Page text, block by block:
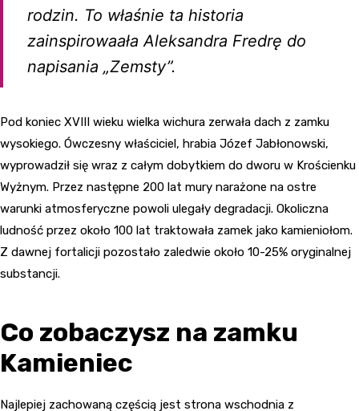
rodzin. To właśnie ta historia
zainspirowaała Aleksandra Fredrę do
napisania „Zemsty”.
Pod koniec XVIII wieku wielka wichura zerwała dach z zamku
wysokiego. Ówczesny właściciel, hrabia Józef Jabłonowski,
wyprowadził się wraz z całym dobytkiem do dworu w Krościenku
Wyżnym. Przez następne 200 lat mury narażone na ostre
warunki atmosferyczne powoli ulegały degradacji. Okoliczna
ludność przez około 100 lat traktowała zamek jako kamieniołom.
Z dawnej fortalicji pozostało zaledwie około 10-25% oryginalnej
substancji.
Co zobaczysz na zamku
Kamieniec
Najlepiej zachowaną częścią jest strona wschodnia z